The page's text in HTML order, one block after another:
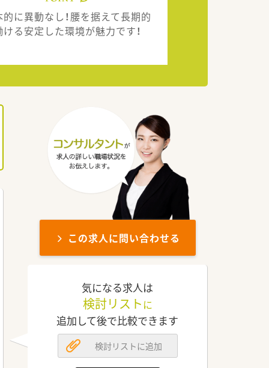
的に異動なし！腰を据えて長期的
ける安定した環境が魅力です！
この求人に問い合わせる
気になる求人は
検討リスト に
追加して後で比較できます
検討リストに追加